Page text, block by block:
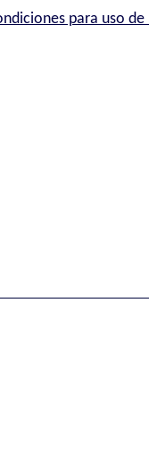
para uso